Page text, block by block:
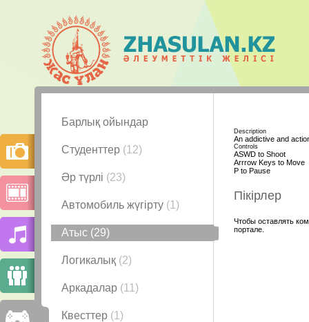
Барлық ойындар
Студенттер (12)
Әр түрлі (23)
Автомобиль жүгірту (1)
Атыс (29)
Логикалық (2)
Аркадалар (11)
Квесттер (1)
Description
An addictive and
Controls
ASWD to Shoot
Arrrow Keys to Move
P to Pause
Пікірлер
Чтобы оставлять
портале.